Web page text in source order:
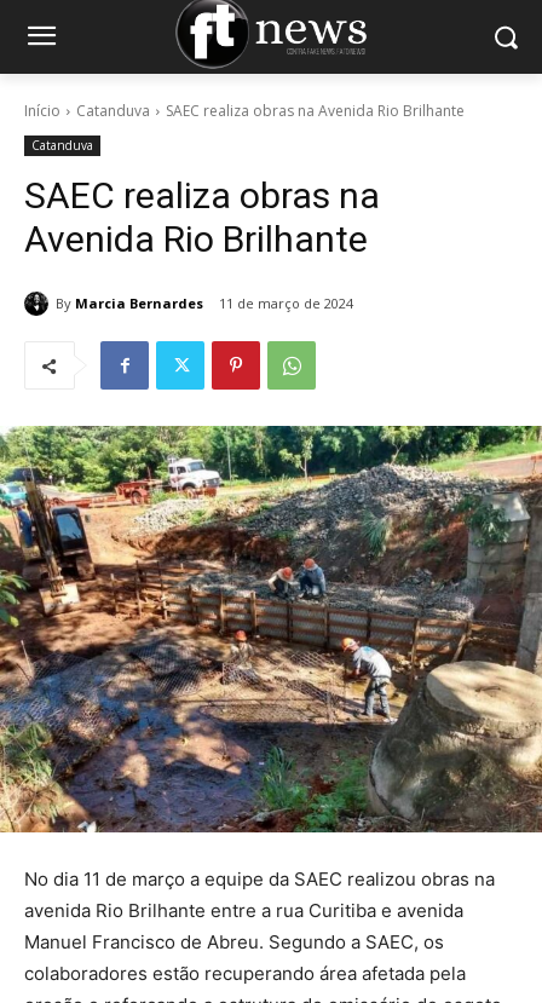
Início Catanduva SAEC realiza obras na Avenida Rio Brilhante
Catanduva
SAEC realiza obras na
Avenida Rio Brilhante
By Marcia Bernardes 11 de março de 2024
No dia 11 de março a equipe da SAEC realizou obras na
avenida Rio Brilhante entre a rua Curitiba e avenida
Manuel Francisco de Abreu. Segundo a SAEC, os
colaboradores estão recuperando área afetada pela